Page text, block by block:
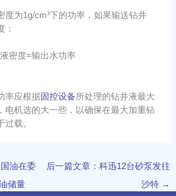
为1g/cm³下的功率，如果输送钻井
：
度=输出水功率
应根据固控设备所处理的钻井液最大
电机选的大一些，以确保在最大加重钻
过载。
油在委
储量
后一篇文章：科迅12台砂泵发往
沙特 →